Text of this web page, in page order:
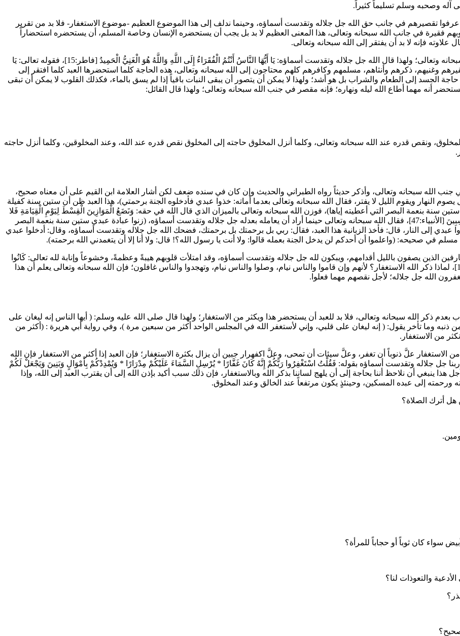
آله وصحبه وسلم تسليماً كثيراً.
عرفوا تقصيرهم في جانب حق الله جل جلاله وتقدست أسماؤه، وحينما ندلف إلى هذا الموضوع العظيم -موضوع الاستغفار- فلا بد من تقرير
فقيرة في جانب الله سبحانه وتعالى، هذا المعنى العظيم لا بد بل يجب أن يستحضره الإنسان وخاصة المسلم، أن يستحضره استحضاراً
فإنه لا بد أن يفتقر إلى الله سبحانه وتعالى.
وتعالى؛ ولهذا قال الله جل جلاله وتقدست أسماؤه:يَا أَيُّهَا النَّاسُ أَنْتُمُ الْفُقَرَاءُ إِلَى اللَّهِ وَاللَّهُ هُوَ الْغَنِيُّ الْحَمِيدُ [فاطر:15]، فقوله تعالى:
يَا
فقيرهم وغنيهم، ذكرهم وأنثاهم، مسلمهم وكافرهم كلهم محتاجون إلى الله سبحانه وتعالى، هذه الحاجة كلما استحضرها العبد كلما افتقر إلى
الجسد إلى الطعام والشراب بل هو أشد؛ ولهذا لا يمكن أن يتصور أن يبقى النبات باقياً إذا لم يسق بالماء، فكذلك القلوب لا يمكن أن تبقى
أنه مهما أطاع الله ليله ونهاره؛ فإنه مقصر في جنب الله سبحانه وتعالى؛ ولهذا قال القائل:
ونقص قدره عند الله سبحانه وتعالى، وكلما أنزل المخلوق حاجته إلى المخلوق نقص قدره عند الله، وعند المخلوقين، وكلما أنزل حاجته
الله سبحانه وتعالى، وأذكر حديثاً رواه الطبراني والحديث وإن كان في سنده ضعف لكن أشار العلامة ابن القيم على أن معناه صحيح،
النهار ويقوم الليل لا يفتر، فقال الله سبحانه وتعالى بعدما أماته: خذوا عبدي فأدخلوه الجنة برحمتي)، هذا العبد ظن أن ستين سنة كفيلة
سنة بنعمة البصر التي أعطيته إياها)، فوزن الله سبحانه وتعالى بالميزان الذي قال الله في حقه: وَنَضَعُ الْمَوَازِينَ الْقِسْطَ لِيَوْمِ الْقِيَامَةِ فَلا
[الأنبياء:47]، فقال الله سبحانه وتعالى حينما أراد أن يعامله بعدله جل جلاله وتقدست أسماؤه، (
زنوا عبادة عبدي ستين سنة بنعمة البصر
عبدي إلى النار، قال: فأخذ الزبانية هذا العبد، فقال: ربي بل برحمتك بل برحمتك، فضحك الله جل جلاله وتقدست أسماؤه، وقال: أدخلوا عبدي
مسلم في صحيحه: (واعلموا أن أحدكم لن يدخل الجنة بعمله قالوا: ولا أنت يا رسول الله؟! قال: ولا أنا إلا أن يتغمدني الله برحمته).
الذين يصفون بالليل أقدامهم، ويبكون لله جل جلاله وتقدست أسماؤه، وقد امتلأت قلوبهم هيبةً وعظمةً، وخشوعاً وإنابة لله تعالى: كَانُوا
[الذاريات:17-18]، لماذا ذكر الله الاستغفار؟ لأنهم وإن قاموا والناس نيام، وصلوا والناس نيام، وتهجدوا والناس غافلون؛ فإن الله سبحانه وتعالى يعلم أن هذا
الله جل جلاله؛ لأجل نقصهم مهما فعلوا.
ذكر الله سبحانه وتعالى، فلا بد للعبد أن يستحضر هذا ويكثر من الاستغفار؛ ولهذا قال صلى الله عليه وسلم: ( أيها الناس إنه ليغان على
ذنبه وما تأخر يقول: ( إنه ليغان على قلبي، وإني لأستغفر الله في المجلس الواحد أكثر من سبعين مرة )، وفي رواية أبي هريرة : ( أكثر من
من الاستغفار.
من الاستغفار علَّ ذنوباً أن تغفر، وعلَّ سيئات أن تمحى، وعلَّ اكفهرار جبين أن يزال بكثرة الاستغفار؛ فإن العبد إذا أكثر من الاستغفار فإن الله
جل جلاله وتقدست أسماؤه بقوله: فَقُلْتُ اسْتَغْفِرُوا رَبَّكُمْ إِنَّهُ كَانَ غَفَّارًا *يُرْسِلِ السَّمَاءَ عَلَيْكُمْ مِدْرَارًا * وَيُمْدِدْكُمْ بِأَمْوَالٍ وَبَنِينَ وَيَجْعَلْ لَكُمْ
13]، فلأجل هذا ينبغي أن نلاحظ أننا بحاجة إلى أن يلهج لساننا بذكر الله وبالاستغفار، فإن ذلك سبب أكيد بإذن الله إلى أن يقترب العبد إلى الله، وإذا
ورحمته إلى عبده المسكين، وحينئذٍ يكون مرتفعاً عند الخالق وعند المخلوق.
هل أترك الصلاة؟
سواء كان ثوباً أو حجاباً للمرأة؟
والتعوذات لنا؟